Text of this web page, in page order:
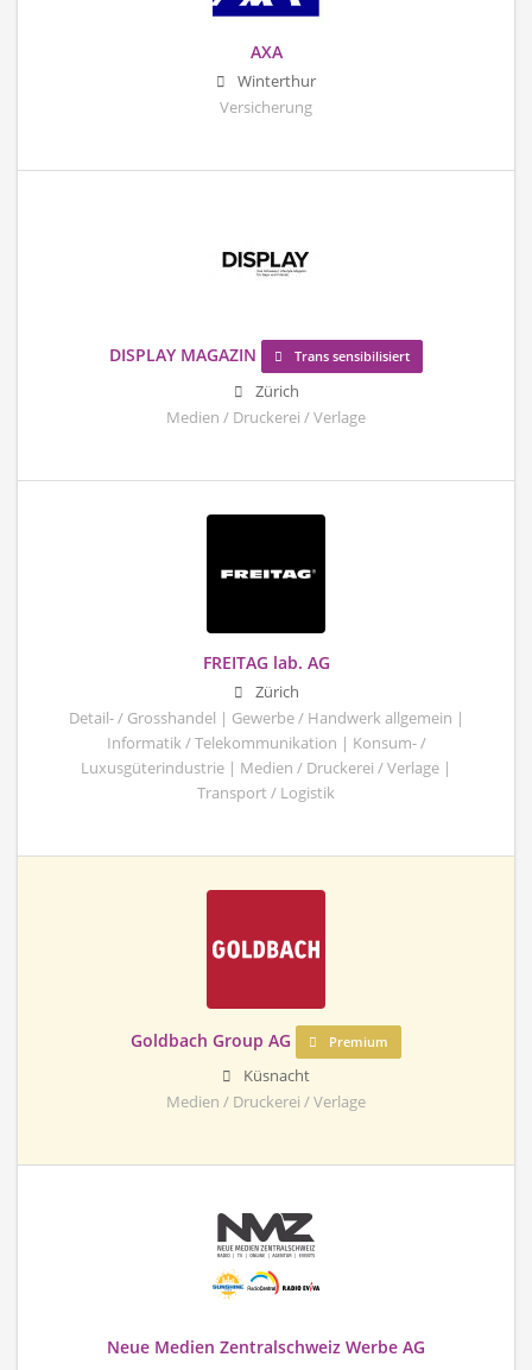
AXA
Winterthur
Versicherung
DISPLAY MAGAZIN Trans sensibilisiert
Zürich
Medien / Druckerei / Verlage
FREITAG lab. AG
Zürich
Detail- / Grosshandel | Gewerbe / Handwerk allgemein |
Informatik / Telekommunikation | Konsum- /
Luxusgüterindustrie | Medien / Druckerei / Verlage |
Transport / Logistik
Goldbach Group AG Premium
Küsnacht
Medien / Druckerei / Verlage
Neue Medien Zentralschweiz Werbe AG